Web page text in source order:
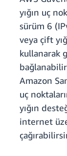
yığın uç
sürüm 6
veya çift
kullanarak
Amazon
uç
yığın
internet